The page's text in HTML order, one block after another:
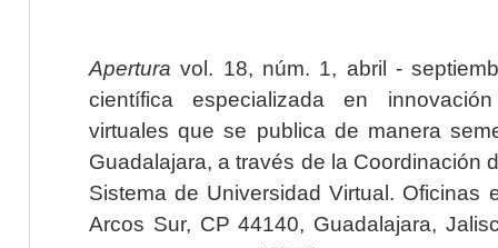
Apertura vol. 18, núm. 1, abril -
científica especializada en
virtuales que se publica de manera
Guadalajara, a través de la Coordinación
Sistema de Universidad Virtual. Oficinas
Arcos Sur, CP 44140, Guadalajara,